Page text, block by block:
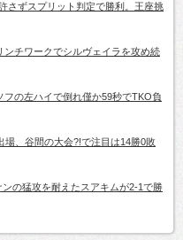
さずスプリット判定で勝利。王座挑
ンチワークでシルヴェイラを攻め続
フの左ハイで倒れ僅か59秒でTKO負
場、谷間の大会?!で注目は14勝0敗
の猛攻を耐えたスアキムが2-1で勝